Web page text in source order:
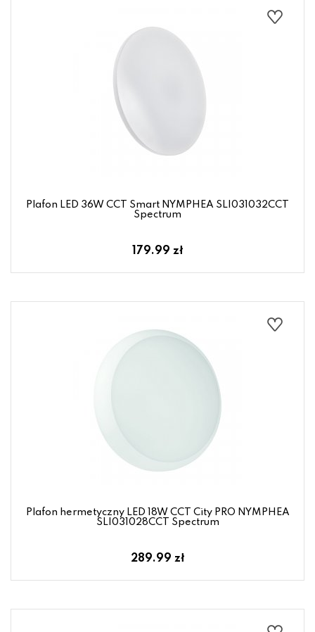
Plafon LED 36W CCT Smart NYMPHEA SLI031032CCT
Spectrum
179.99 zł
Plafon hermetyczny LED 18W CCT City PRO NYMPHEA
SLI031028CCT Spectrum
289.99 zł